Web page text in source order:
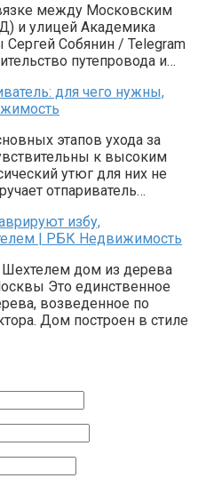
между Московским
и улицей Академика
Собянин / Telegram
путепровода и…
для чего нужны,
этапов ухода за
к высоким
утюг для них не
отпариватель…
избу,
| РБК Недвижимость
дом из дерева
Это единственное
возведенное по
Дом построен в стиле